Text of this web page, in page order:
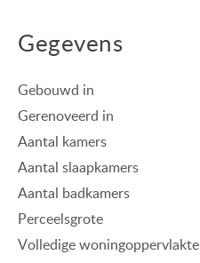
Gegevens
Gebouwd in
Gerenoveerd in
Aantal kamers
Aantal slaapkamers
Aantal badkamers
Perceelsgrote
Volledige woningoppervlakte